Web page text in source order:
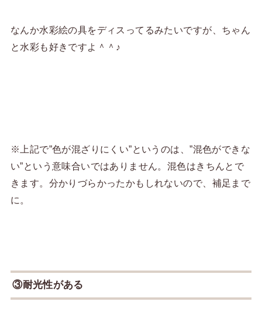
なんか水彩絵の具をディスってるみたいですが、ちゃん
と水彩も好きですよ＾＾♪
※上記で”色が混ざりにくい”というのは、”混色ができな
い”という意味合いではありません。混色はきちんとで
きます。分かりづらかったかもしれないので、補足まで
に。
③耐光性がある